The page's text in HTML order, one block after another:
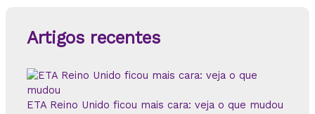
s
a
p
o
r
Artigos recentes
ETA Reino Unido ficou mais cara: veja o que mudou